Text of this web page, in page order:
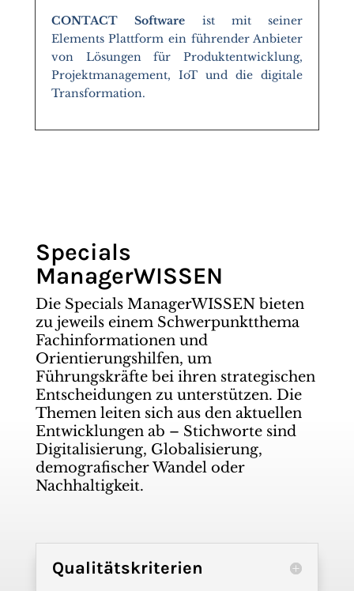
CONTACT Software ist mit seiner
Elements Plattform ein führender Anbieter
von Lösungen für Produktentwicklung,
Projektmanagement, IoT und die digitale
Transformation.
Specials
ManagerWISSEN
Die Specials ManagerWISSEN bieten
zu jeweils einem Schwerpunktthema
Fachinformationen und
Orientierungshilfen, um
Führungskräfte bei ihren strategischen
Entscheidungen zu unterstützen. Die
Themen leiten sich aus den aktuellen
Entwicklungen ab – Stichworte sind
Digitalisierung, Globalisierung,
demografischer Wandel oder
Nachhaltigkeit.
Qualitätskriterien